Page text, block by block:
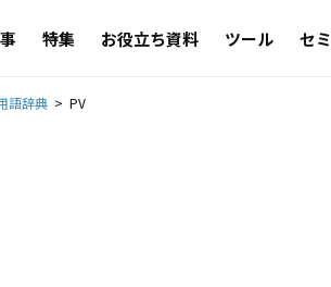
特集 お役立ち資料 ツール セ
語辞典 PV